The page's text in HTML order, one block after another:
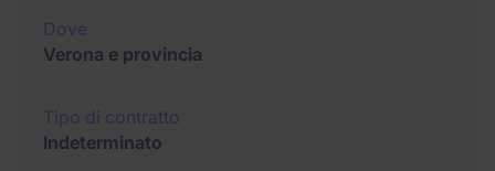
Verona e provincia
Indeterminato